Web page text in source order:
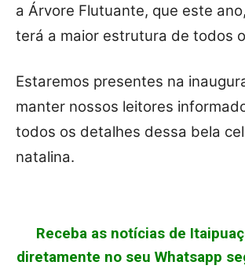
a Árvore Flutuante, que este
terá a maior estrutura de todos
Estaremos presentes na
manter nossos leitores
todos os detalhes dessa bela
natalina.
Receba as notícias de
diretamente no seu Whatsapp